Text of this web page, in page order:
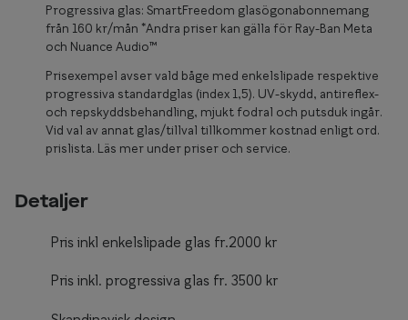
Progressiva glas: SmartFreedom glasögonabonnemang
från 160 kr/mån *Andra priser kan gälla för Ray-Ban Meta
och Nuance Audio™
Prisexempel avser vald båge med enkelslipade respektive
progressiva standardglas (index 1,5). UV-skydd, antireflex-
och repskyddsbehandling, mjukt fodral och putsduk ingår.
Vid val av annat glas/tillval tillkommer kostnad enligt ord.
prislista. Läs mer under priser och service.
Detaljer
Pris inkl enkelslipade glas fr.2000 kr
Pris inkl. progressiva glas fr. 3500 kr